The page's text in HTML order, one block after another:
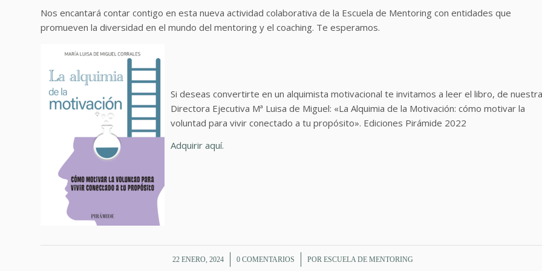
Nos encantará contar contigo en esta nueva actividad colaborativa de la Escuela de Mentoring con entidades que
promueven la diversidad en el mundo del mentoring y el coaching. Te esperamos.
Si deseas convertirte en un alquimista motivacional te invitamos a leer el libro, de nuestra
Directora Ejecutiva Mª Luisa de Miguel: «La Alquimia de la Motivación: cómo motivar la
voluntad para vivir conectado a tu propósito». Ediciones Pirámide 2022
Adquirir aquí.
22 ENERO, 2024
/ 0 COMENTARIOS
/ POR ESCUELA DE MENTORING